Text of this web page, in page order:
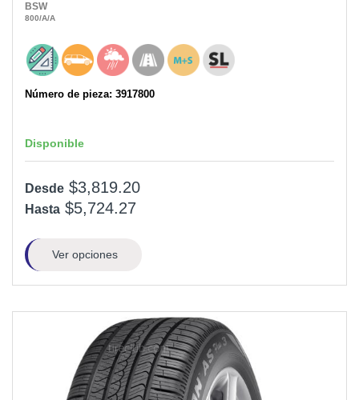
BSW
800/A/A
Número de pieza: 3917800
Disponible
Desde $3,819.20
Hasta $5,724.27
Ver opciones